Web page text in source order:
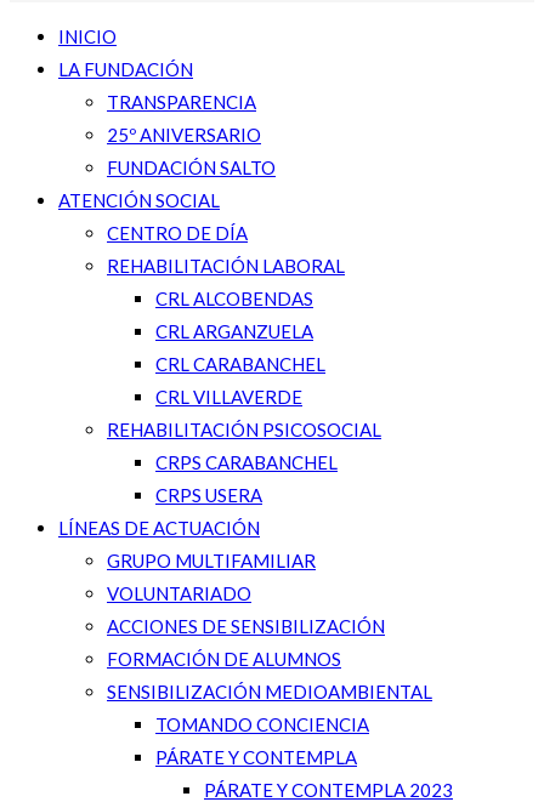
INICIO
LA FUNDACIÓN
TRANSPARENCIA
25º ANIVERSARIO
FUNDACIÓN SALTO
ATENCIÓN SOCIAL
CENTRO DE DÍA
REHABILITACIÓN LABORAL
CRL ALCOBENDAS
CRL ARGANZUELA
CRL CARABANCHEL
CRL VILLAVERDE
REHABILITACIÓN PSICOSOCIAL
CRPS CARABANCHEL
CRPS USERA
LÍNEAS DE ACTUACIÓN
GRUPO MULTIFAMILIAR
VOLUNTARIADO
ACCIONES DE SENSIBILIZACIÓN
FORMACIÓN DE ALUMNOS
SENSIBILIZACIÓN MEDIOAMBIENTAL
TOMANDO CONCIENCIA
PÁRATE Y CONTEMPLA
PÁRATE Y CONTEMPLA 2023